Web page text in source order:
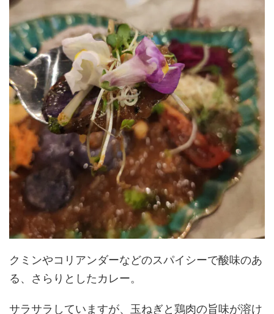
クミンやコリアンダーなどのスパイシーで酸味のあ
る、さらりとしたカレー。
サラサラしていますが、玉ねぎと鶏肉の旨味が溶け